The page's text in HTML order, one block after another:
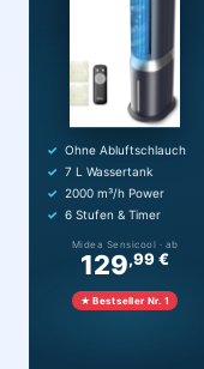
Ohne Abluftschlauch
7 L Wassertank
2000 m³/h Power
6 Stufen & Timer
Midea Sensicool · ab
129,99 €
★ Bestseller Nr. 1